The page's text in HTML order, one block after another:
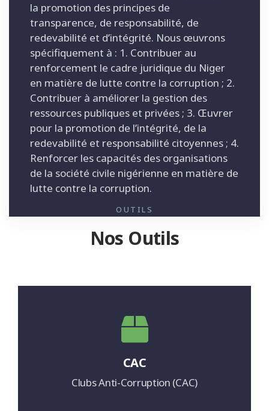
la promotion des principes de
transparence, de responsabilité, de
redevabilité et d’intégrité. Nous œuvrons
spécifiquement à : 1. Contribuer au
renforcement le cadre juridique du Niger
en matière de lutte contre la corruption ; 2.
Contribuer à améliorer la gestion des
ressources publiques et privées ; 3. Œuvrer
pour la promotion de l’intégrité, de la
redevabilité et responsabilité citoyennes ; 4.
Renforcer les capacités des organisations
de la société civile nigérienne en matière de
lutte contre la corruption.
OUTILS
Nos Outils
CAC
Clubs Anti-Corruption (CAC)